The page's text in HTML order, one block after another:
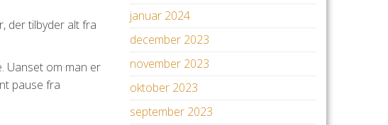
der tilbyder alt fra
Uanset om man er
pause fra
januar 2024
december 2023
november 2023
oktober 2023
september 2023